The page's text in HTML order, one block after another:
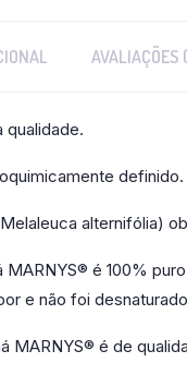
AVALIAÇÕES
qualidade.
definido.
alternifólia)
é 100%
e não foi
MARNYS® é de